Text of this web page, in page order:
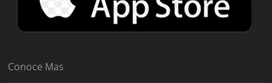
Conoce Mas